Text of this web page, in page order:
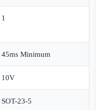
1
45ms Minimum
10V
SOT-23-5